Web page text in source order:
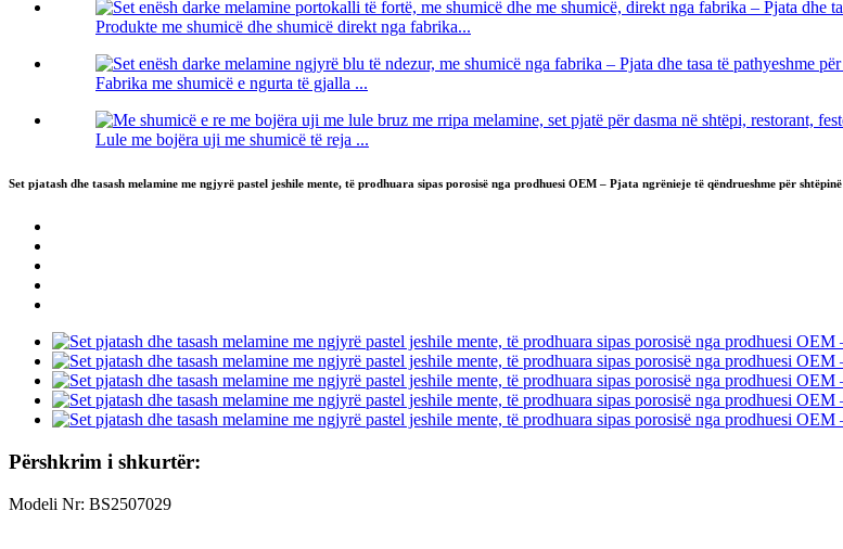
Produkte me shumicë dhe shumicë direkt nga fabrika...
Fabrika me shumicë e ngurta të gjalla ...
Lule me bojëra uji me shumicë të reja ...
Set pjatash dhe tasash melamine me ngjyrë pastel jeshile mente, të prodhuara sipas porosisë nga prodhuesi OEM – Pjata ngrënieje të qëndrueshme për shtëpinë
Përshkrim i shkurtër:
Modeli Nr: BS2507029